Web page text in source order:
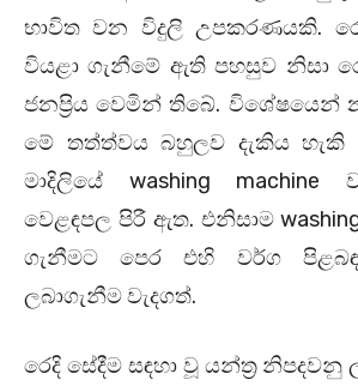
භාවිත වන විදුලි උපකරණයකි.
වියළා ගැනීමේ ඇති පහසුව නිසා
ජනප්‍රිය වෙමින් තිබේ. විශේෂයෙන්
මේ තත්ත්වය බහුලව දැකිය
මාදිලියේ washing
වෙළඳපල පිරී ඇත. එනිසාම
ගැනීමට පෙර එහි වර්ග
ලබාගැනීම වැදගත්.
රෙදි සේදීම සඳහා වූ යන්ත්‍ර